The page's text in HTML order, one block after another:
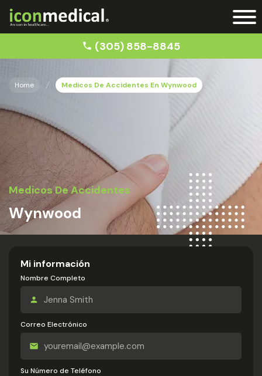
(305) 858-8845
Home Medicos De Accidentes En Wynwood
Medicos De Accidentes
Wynwood
Mi información
Nombre Completo
Correo Electrónico
Su Número de Teléfono